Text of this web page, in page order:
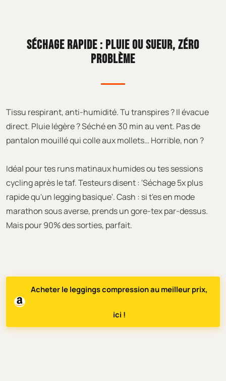
SÉCHAGE RAPIDE : PLUIE OU SUEUR, ZÉRO
PROBLÈME
Tissu respirant, anti-humidité. Tu transpires ? Il évacue
direct. Pluie légère ? Séché en 30 min au vent. Pas de
pantalon mouillé qui colle aux mollets… Horrible, non ?
Idéal pour tes runs matinaux humides ou tes sessions
cycling après le taf. Testeurs disent : 'Séchage 5x plus
rapide qu'un legging basique'. Cash : si t'es en mode
marathon sous averse, prends un gore-tex par-dessus.
Mais pour 90% des sorties, parfait.
Acheter le leggings compression au meilleur prix,
ici !